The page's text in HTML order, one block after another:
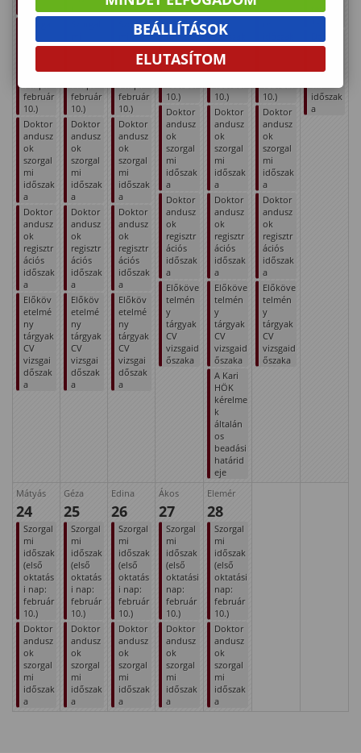
időszak
oktatás
február
10.)
Doktor
andusz
ok
szorgal
mi
időszak
a
Doktor
andusz
ok
regisztr
ációs
időszak
a
Előköv
etelmé
ny
tárgyak
CV
vizsgai
dőszak
a
időszak
oktatás
február
10.)
Doktor
andusz
ok
szorgal
mi
időszak
a
Doktor
andusz
ok
regisztr
ációs
időszak
a
Előköv
etelmé
ny
tárgyak
CV
vizsgai
dőszak
a
)
Szorgal
időszak
oktatás
február
10.)
Doktor
andusz
ok
szorgal
mi
időszak
a
Doktor
andusz
ok
regisztr
ációs
időszak
a
Előköv
etelmé
ny
tárgyak
CV
vizsgai
dőszak
a
Szorgal
mi
időszak
(első
oktatási
nap:
10.)
Doktor
andusz
ok
szorgal
mi
időszak
a
Doktor
andusz
ok
regisztr
ációs
időszak
a
Előköve
telmén
y
tárgyak
CV
vizsgaid
őszaka
Szorgal
mi
időszak
(első
oktatási
nap:
10.)
Doktor
andusz
ok
szorgal
mi
időszak
a
Doktor
andusz
ok
regisztr
ációs
időszak
a
Előköve
telmén
y
tárgyak
CV
vizsgaid
őszaka
A Kari
HÖK
kérelme
k
általán
os
beadási
határid
eje
Szorgal
(első
nap:
10.)
Doktor
andusz
ok
szorgal
mi
időszak
a
Doktor
andusz
ok
regisztr
ációs
időszak
a
Előköve
telmén
y
tárgyak
CV
vizsgaid
őszaka
február
10.)
andusz
szorgal
időszak
a
Mátyás
24
Szorgal
mi
időszak
(első
oktatás
i nap:
február
10.)
Doktor
andusz
ok
szorgal
mi
időszak
a
Géza
25
Szorgal
mi
időszak
(első
oktatás
i nap:
február
10.)
Doktor
andusz
ok
szorgal
mi
időszak
a
Edina
26
Szorgal
mi
időszak
(első
oktatás
i nap:
február
10.)
Doktor
andusz
ok
szorgal
mi
időszak
a
Ákos
27
Szorgal
mi
időszak
(első
oktatási
nap:
február
10.)
Doktor
andusz
ok
szorgal
mi
időszak
a
Elemér
28
Szorgal
mi
időszak
(első
oktatási
nap:
február
10.)
Doktor
andusz
ok
szorgal
mi
időszak
a
BEÁLLÍTÁSOK
ELUTASÍTOM